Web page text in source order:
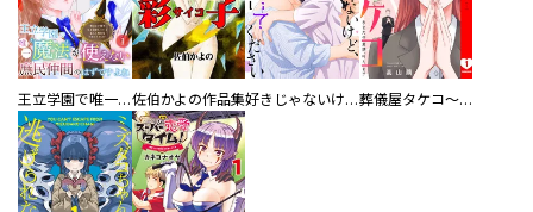
王立学園で唯一魔法が使えない庶民仲間のはずですよね～実は王子様で私を溺愛しているなんて告白はやめてください～佐伯かよの作品集 好きじゃないけど、抱いてください【電子単行本版／特典おまけ付き】 葬儀屋タケコ～あなたの最期、叶えます【電子単行本版】